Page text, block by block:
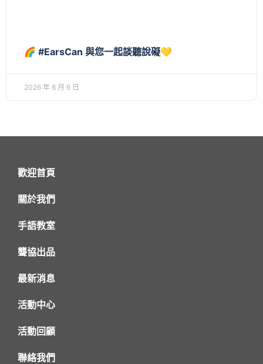
🌈 #EarsCan 與您一起談聽說礙💛
2026 年 8 月 6 日
歡迎首頁
關於我們
手語教室
聾協出品
最新消息
活動中心
活動回顧
聯絡我們